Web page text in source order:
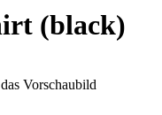
(black)
Vorschaubild